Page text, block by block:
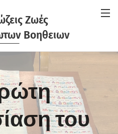
Ζωές
Βοηθειων
του